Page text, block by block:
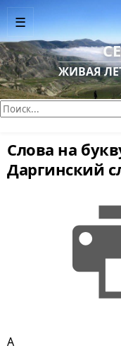
ЖИВАЯ
Поиск:
☰
Слова на
Даргинский
А